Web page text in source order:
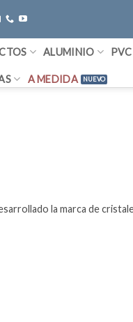
ALUMINIO PVC
A MEDIDA
la marca de